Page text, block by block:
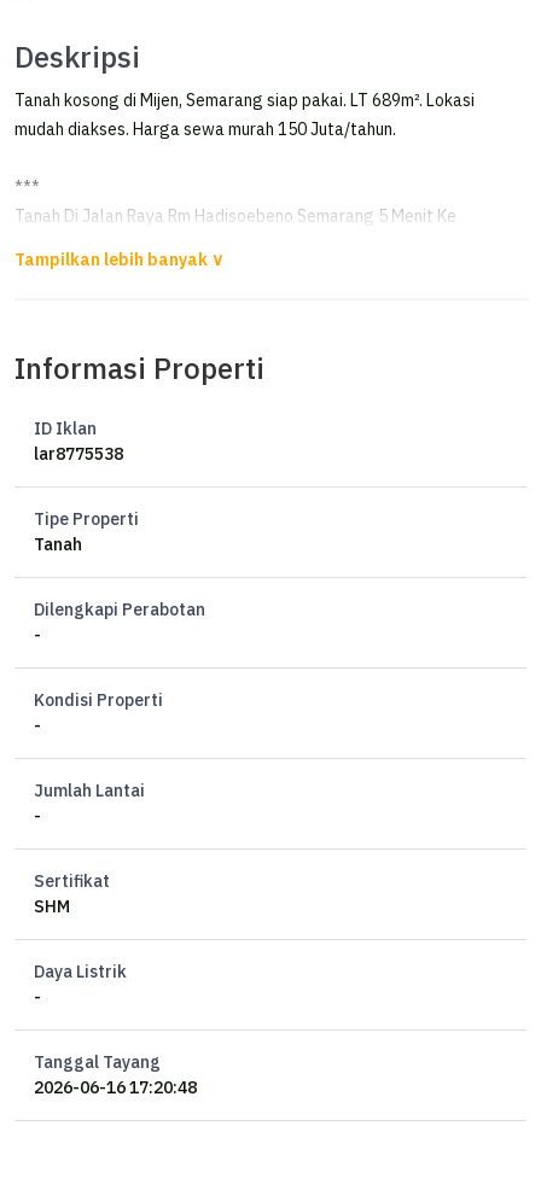
Deskripsi
Tanah kosong di Mijen, Semarang siap pakai. LT 689m². Lokasi
mudah diakses. Harga sewa murah 150 Juta/tahun.
***
Tanah Di Jalan Raya Rm Hadisoebeno Semarang 5 Menit Ke
1menit ke puskesmas mijen
cocok untuk usaha
cocok untuk cafe ,dll
Informasi Properti
ID Iklan
lar8775538
Tipe Properti
Tanah
Dilengkapi Perabotan
-
Kondisi Properti
-
Jumlah Lantai
-
Sertifikat
SHM
Daya Listrik
-
Tanggal Tayang
2026-06-16 17:20:48